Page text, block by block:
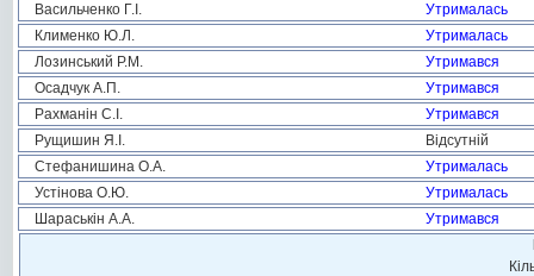
Васильченко Г.І.
Утрималась
Клименко Ю.Л.
Утрималась
Лозинський Р.М.
Утримався
Осадчук А.П.
Утримався
Рахманін С.І.
Утримався
Рущишин Я.І.
Відсутній
Стефанишина О.А.
Утрималась
Устінова О.Ю.
Утрималась
Шараськін А.А.
Утримався